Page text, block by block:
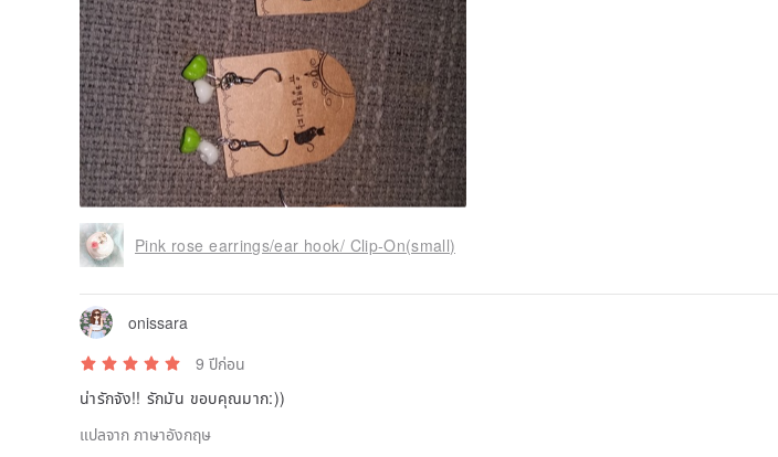
Pink rose earrings/ear hook/ Clip-On(small)
onissara
9 ปีก่อน
น่ารักจัง!! รักมัน ขอบคุณมาก:))
แปลจาก ภาษาอังกฤษ